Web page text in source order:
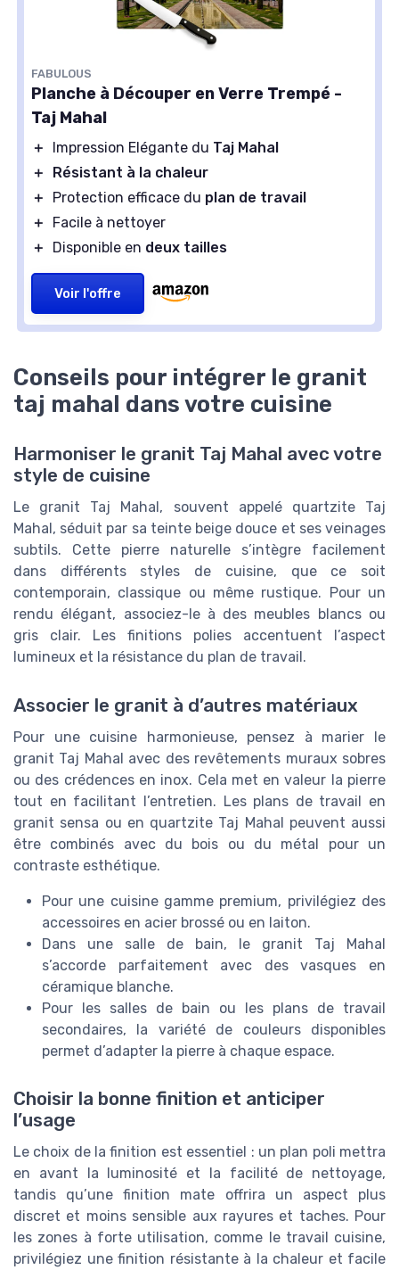
FABULOUS
Planche à Découper en Verre Trempé -
Taj Mahal
＋ Impression Elégante du Taj Mahal
＋
Résistant à la chaleur
＋
Protection efficace du plan de travail
＋
Facile à nettoyer
＋
Disponible en deux tailles
Voir l'offre
Conseils pour intégrer le granit
taj mahal dans votre cuisine
Harmoniser le granit Taj Mahal avec votre
style de cuisine
Le granit Taj Mahal, souvent appelé quartzite Taj
Mahal, séduit par sa teinte beige douce et ses veinages
subtils. Cette pierre naturelle s’intègre facilement
dans différents styles de cuisine, que ce soit
contemporain, classique ou même rustique. Pour un
rendu élégant, associez-le à des meubles blancs ou
gris clair. Les finitions polies accentuent l’aspect
lumineux et la résistance du plan de travail.
Associer le granit à d’autres matériaux
Pour une cuisine harmonieuse, pensez à marier le
granit Taj Mahal avec des revêtements muraux sobres
ou des crédences en inox. Cela met en valeur la pierre
tout en facilitant l’entretien. Les plans de travail en
granit sensa ou en quartzite Taj Mahal peuvent aussi
être combinés avec du bois ou du métal pour un
contraste esthétique.
Pour une cuisine gamme premium, privilégiez des
accessoires en acier brossé ou en laiton.
Dans une salle de bain, le granit Taj Mahal
s’accorde parfaitement avec des vasques en
céramique blanche.
Pour les salles de bain ou les plans de travail
secondaires, la variété de couleurs disponibles
permet d’adapter la pierre à chaque espace.
Choisir la bonne finition et anticiper
l’usage
Le choix de la finition est essentiel : un plan poli mettra
en avant la luminosité et la facilité de nettoyage,
tandis qu’une finition mate offrira un aspect plus
discret et moins sensible aux rayures et taches. Pour
les zones à forte utilisation, comme le travail cuisine,
privilégiez une finition résistante à la chaleur et facile